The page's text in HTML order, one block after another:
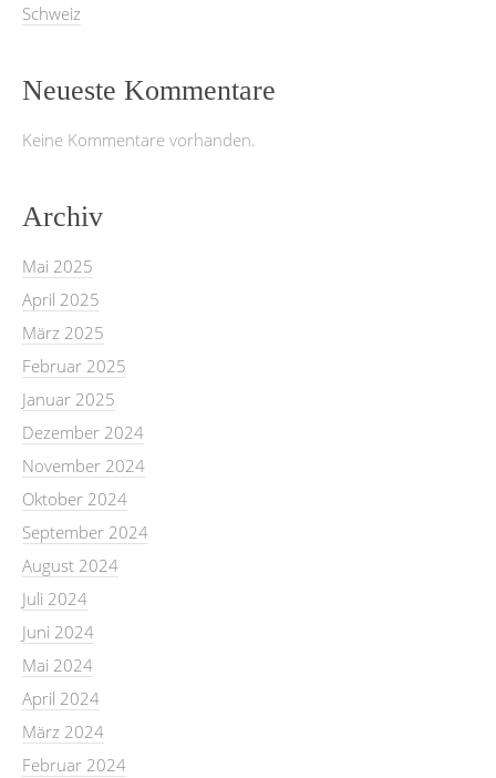
Schweiz
Neueste Kommentare
Keine Kommentare vorhanden.
Archiv
Mai 2025
April 2025
März 2025
Februar 2025
Januar 2025
Dezember 2024
November 2024
Oktober 2024
September 2024
August 2024
Juli 2024
Juni 2024
Mai 2024
April 2024
März 2024
Februar 2024